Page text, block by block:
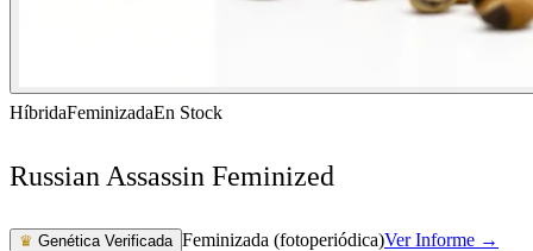
HíbridaFeminizadaEn Stock
Russian Assassin Feminized
♛ Genética Verificada Feminizada (fotoperiódica)Ver Informe →